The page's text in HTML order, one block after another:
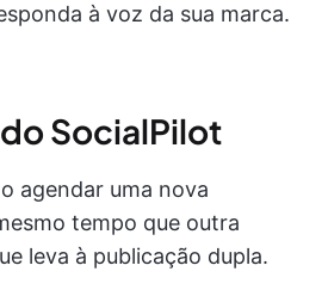
à voz da sua marca.
SocialPilot
agendar uma nova
tempo que outra
leva à publicação dupla.